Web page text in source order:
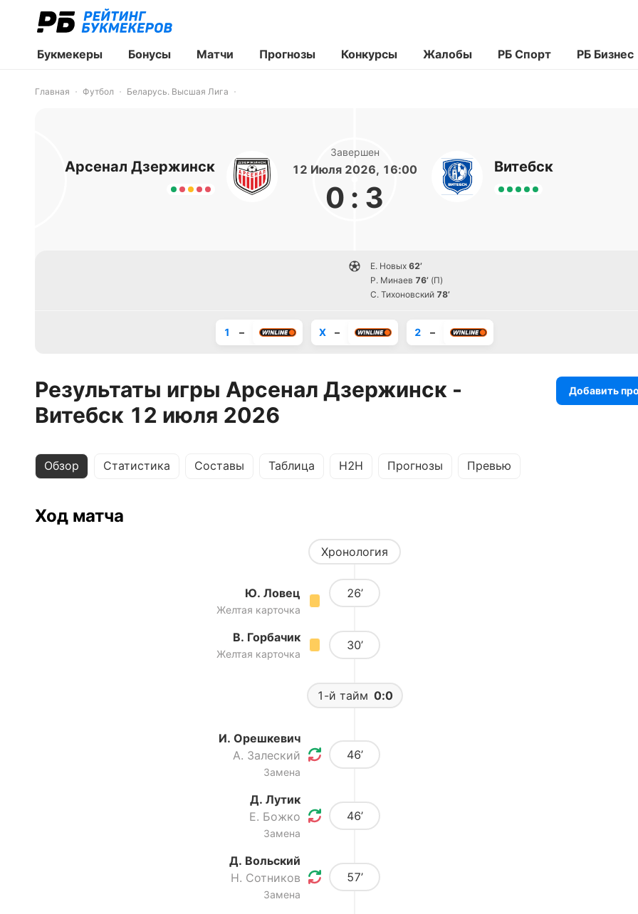
Букмекеры Бонусы Матчи Прогнозы Конкурсы Жалобы РБ Спорт РБ Бизнес
Главная Футбол Беларусь. Высшая Лига
Арсенал Дзержинск
Завершен
12 Июля 2026, 16:00
0 : 3
Витебск
Е. Новых 62’
Р. Минаев 76’ (П)
С. Тихоновский 78’
1 – X – 2 –
Результаты игры Арсенал Дзержинск -
Витебск 12 июля 2026
Добавить
Обзор Статистика Составы Таблица H2H Прогнозы Превью
Ход матча
Хронология
Ю. Ловец
Желтая карточка
26’
В. Горбачик
Желтая карточка
30’
1-й тайм 0:0
И. Орешкевич
А. Залеский
Замена
46’
Д. Лутик
Е. Божко
Замена
46’
Д. Вольский
Н. Сотников
Замена
57’